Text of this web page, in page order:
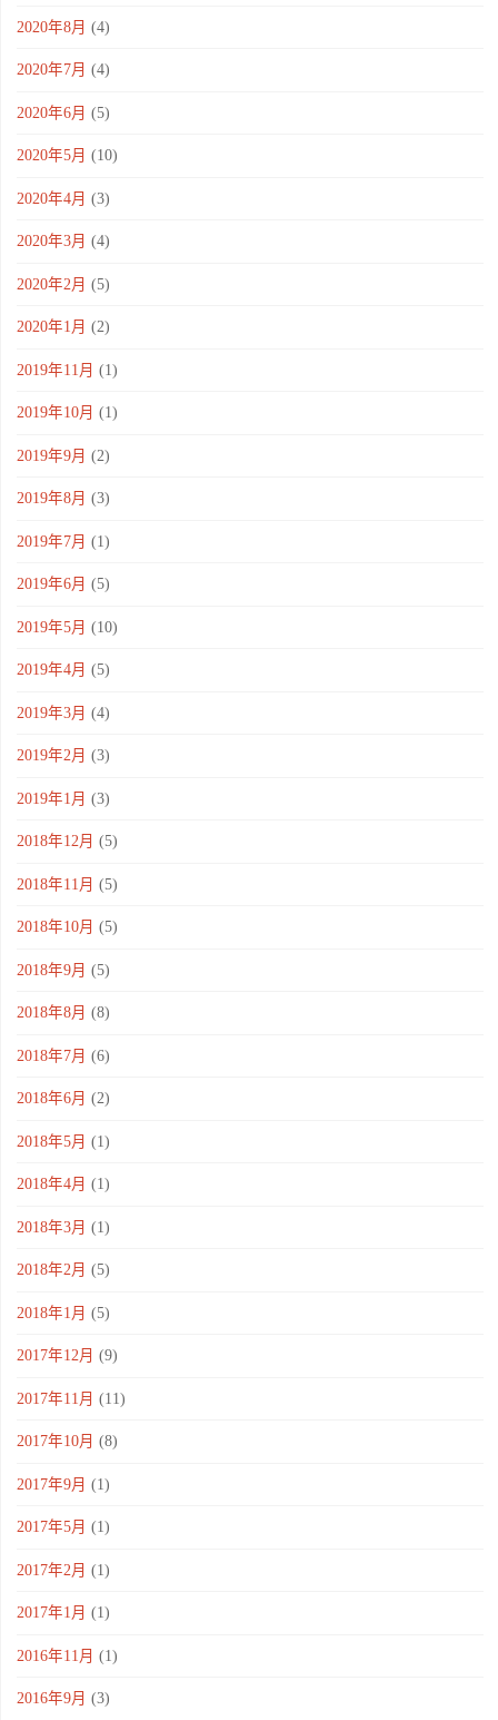
2020年8月 (4)
2020年7月 (4)
2020年6月 (5)
2020年5月 (10)
2020年4月 (3)
2020年3月 (4)
2020年2月 (5)
2020年1月 (2)
2019年11月 (1)
2019年10月 (1)
2019年9月 (2)
2019年8月 (3)
2019年7月 (1)
2019年6月 (5)
2019年5月 (10)
2019年4月 (5)
2019年3月 (4)
2019年2月 (3)
2019年1月 (3)
2018年12月 (5)
2018年11月 (5)
2018年10月 (5)
2018年9月 (5)
2018年8月 (8)
2018年7月 (6)
2018年6月 (2)
2018年5月 (1)
2018年4月 (1)
2018年3月 (1)
2018年2月 (5)
2018年1月 (5)
2017年12月 (9)
2017年11月 (11)
2017年10月 (8)
2017年9月 (1)
2017年5月 (1)
2017年2月 (1)
2017年1月 (1)
2016年11月 (1)
2016年9月 (3)